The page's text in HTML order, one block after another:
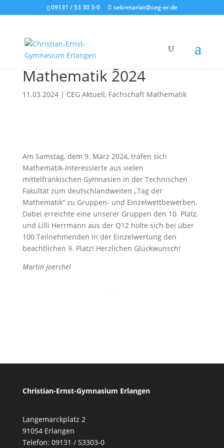
09131 / 53 30 3-0 sekretariat@ceg-er.de
CEG beim Tag der
Mathematik 2024
11.03.2024| CEG Aktuell, Fachschaft Mathematik
Am Samstag, dem 9. März 2024, trafen sich
Mathematik-Interessierte aus vielen
mittelfränkischen Gymnasien in der Technischen
Fakultät zum deutschlandweiten „Tag der
Mathematik“ zu Gruppen- und Einzelwettbewerben.
Dabei erreichte eine unserer Gruppen den 10. Platz,
und Lilli Herrmann aus der Q12 holte sich bei über
100 Teilnehmenden in der Einzelwertung den
beachtlichen 9. Platz! Herzlichen Glückwunsch!
Martin Joerchel
Christian-Ernst-Gymnasium Erlangen
Langemarckplatz 2
91054 Erlangen
Telefon: 09131 / 53303-0